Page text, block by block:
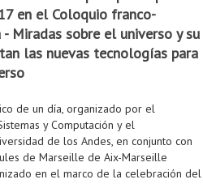
en el Coloquio franco-
Miradas sobre el universo y su
las nuevas tecnologías para
de un día, organizado por el
y Computación y el
de los Andes, en conjunto con
de Marseille de Aix-Marseille
en el marco de la celebración del
otros departamentos
de Maestría RGEMa
de Información (MAIT)
Tecnologías de Información
(MBC)
Información para el Negocio
Robótica y Sistemas
Redes
Móvil